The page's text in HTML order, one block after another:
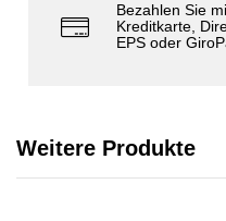
Bezahlen Sie
Kreditkarte,
EPS oder
Weitere Produkte